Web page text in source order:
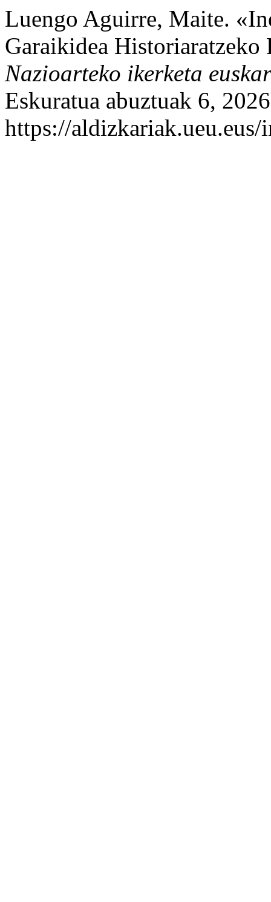
Luengo Aguirre, Maite.
Garaikidea
Nazioarteko ikerketa
Eskuratua abuztuak 6,
https://